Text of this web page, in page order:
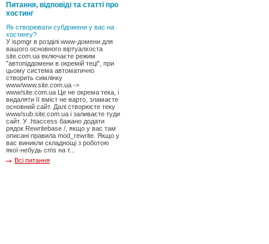
Питання, відповіді та статті про
хостинг
Як створювати субдомени у вас на
хостингу?
У ispmgr в розділі www-домени для
вашого основного віртуалхоста
site.com.ua включаєте режим
"автопіддомени в окремій теці", при
цьому система автоматично
створить симлінку
www/www.site.com.ua ->
www/site.com.ua Це не окрема тека, і
видаляти її вміст не варто, зламаєте
основний сайт. Далі створюєте теку
www/sub.site.com.ua і заливаєте туди
сайт. У .htaccess бажано додати
рядок Rewritebase /, якщо у вас там
описані правила mod_rewrite. Якщо у
вас виникли складнощі з роботою
якої-небудь cms на т...
Всі питання